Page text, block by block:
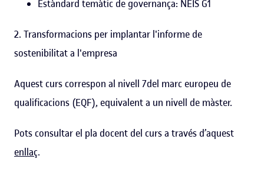
Estàndard temàtic de governança: NEIS G1
2. Transformacions per implantar l'informe de
sostenibilitat a l'empresa
Aquest curs correspon al nivell 7del marc europeu de
qualificacions (EQF), equivalent a un nivell de màster.
Pots consultar el pla docent del curs a través d’aquest
enllaç.